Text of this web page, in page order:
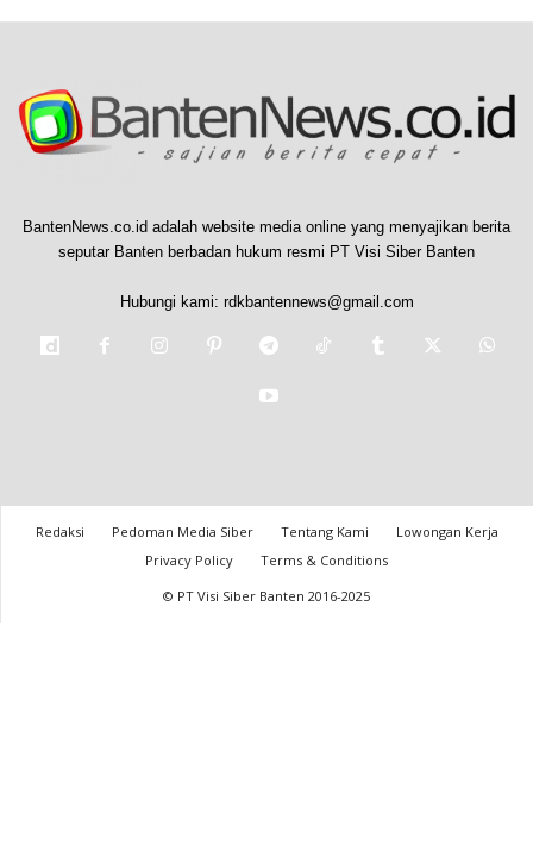
BantenNews.co.id adalah website media online yang menyajikan berita
seputar Banten berbadan hukum resmi PT Visi Siber Banten
Hubungi kami: rdkbantennews@gmail.com
Redaksi Pedoman Media Siber Tentang Kami
Lowongan Kerja
Privacy Policy
Terms & Conditions
© PT Visi Siber Banten 2016-2025